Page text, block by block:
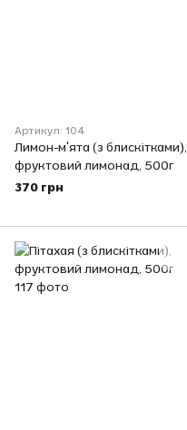
Артикул: 104
Лимон-м'ята (з блискітками),
фруктовий лимонад, 500г
370 грн